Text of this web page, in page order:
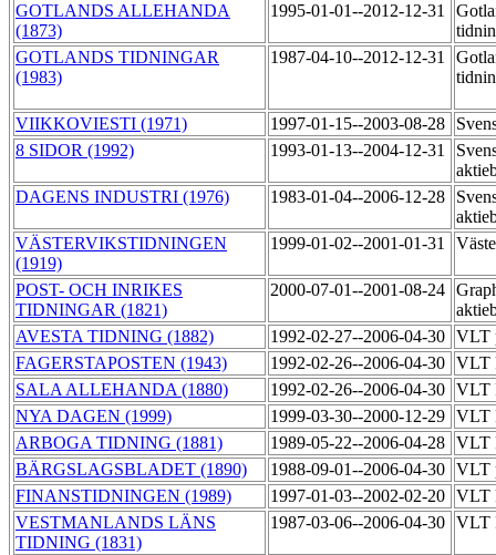
GOTLANDS ALLEHANDA
(1873)
1995-01-01--2012-12-31
GOTLANDS TIDNINGAR
(1983)
1987-04-10--2012-12-31
VIIKKOVIESTI (1971) 1997-01-15--2003-08-28
8 SIDOR (1992)
1993-01-13--2004-12-31
DAGENS INDUSTRI (1976)
1983-01-04--2006-12-28
VÄSTERVIKSTIDNINGEN
(1919)
1999-01-02--2001-01-31
POST- OCH INRIKES
TIDNINGAR (1821)
2000-07-01--2001-08-24
AVESTA TIDNING (1882)
1992-02-27--2006-04-30 VLT
FAGERSTAPOSTEN (1943)
1992-02-26--2006-04-30 VLT
SALA ALLEHANDA (1880)
1992-02-26--2006-04-30 VLT
NYA DAGEN (1999)
1999-03-30--2000-12-29 VLT
ARBOGA TIDNING (1881)
1989-05-22--2006-04-28 VLT
BÄRGSLAGSBLADET (1890)
1988-09-01--2006-04-30 VLT
FINANSTIDNINGEN (1989)
1997-01-03--2002-02-20 VLT
VESTMANLANDS LÄNS
TIDNING (1831)
1987-03-06--2006-04-30 VLT